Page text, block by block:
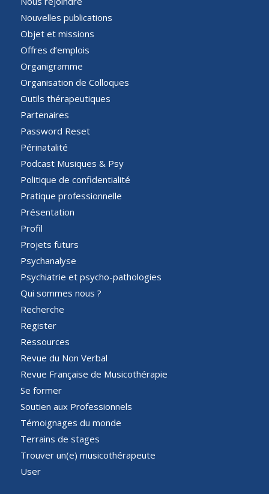
Nouvelles publications
Objet et missions
Offres d’emplois
Organigramme
Organisation de Colloques
Outils thérapeutiques
Partenaires
Password Reset
Périnatalité
Podcast Musiques & Psy
Politique de confidentialité
Pratique professionnelle
Présentation
Profil
Projets futurs
Psychanalyse
Psychiatrie et psycho-pathologies
Qui sommes nous ?
Recherche
Register
Ressources
Revue du Non Verbal
Revue Française de Musicothérapie
Se former
Soutien aux Professionnels
Témoignages du monde
Terrains de stages
Trouver un(e) musicothérapeute
User